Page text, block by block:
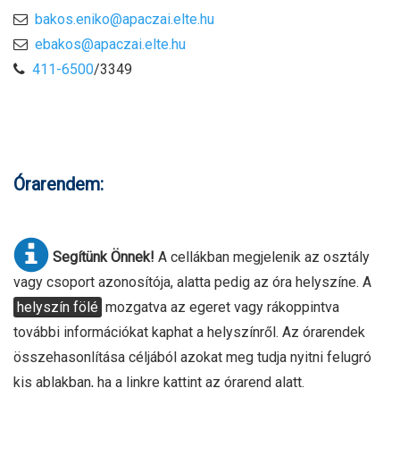
bakos.eniko@apaczai.elte.hu
ebakos@apaczai.elte.hu
411-6500/3349
Órarendem:
Segítünk Önnek! A cellákban megjelenik az osztály
vagy csoport azonosítója, alatta pedig az óra helyszíne. A
helyszín fölé mozgatva az egeret vagy rákoppintva
további információkat kaphat a helyszínről. Az órarendek
összehasonlítása céljából azokat meg tudja nyitni felugró
kis ablakban, ha a linkre kattint az órarend alatt.